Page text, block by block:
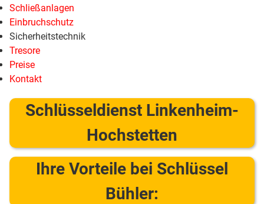
Schließanlagen
Einbruchschutz
Sicherheitstechnik
Tresore
Preise
Kontakt
Schlüsseldienst Linkenheim-
Hochstetten
Ihre Vorteile bei Schlüssel
Bühler: